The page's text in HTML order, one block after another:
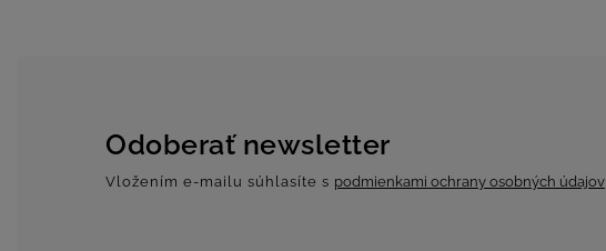
Odoberať newsletter
Vložením e-mailu súhlasíte s podmienkami ochrany osobných údajov